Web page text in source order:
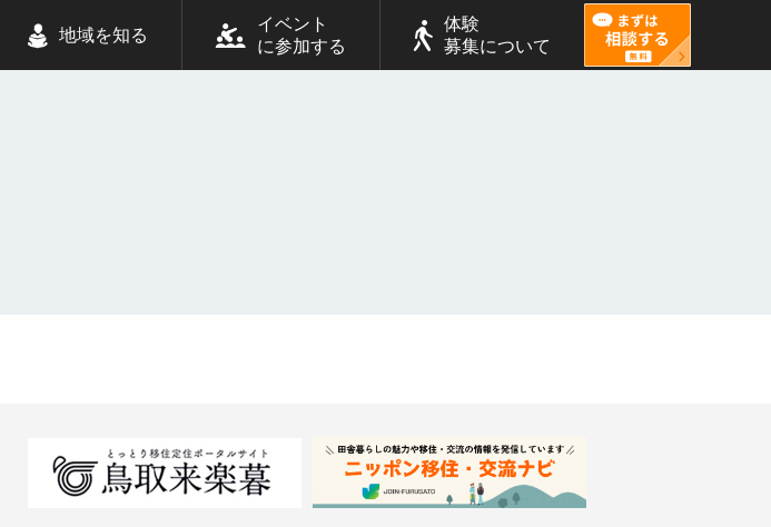
地域を知る
イベント
に参加する
体験
募集について